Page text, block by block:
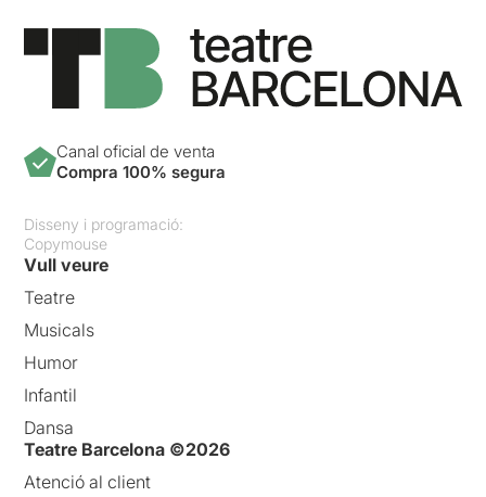
Canal oficial de venta
Compra 100% segura
Disseny i programació:
Copymouse
Vull veure
Teatre
Musicals
Humor
Infantil
Dansa
Teatre Barcelona ©2026
Atenció al client